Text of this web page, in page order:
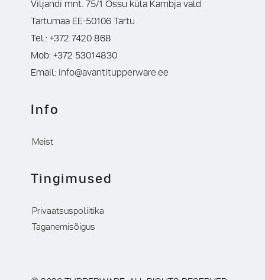
Tartumaa EE-50106 Tartu
Tel.: +372 7420 868
Mob: +372 53014830
Email: info@avantitupperware.ee
Info
Meist
Tingimused
Privaatsuspoliitika
Taganemisõigus